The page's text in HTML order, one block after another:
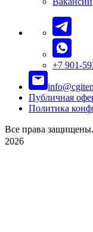
+7 901-
Публичная
Политика
Все права
2026